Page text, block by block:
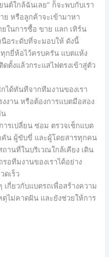
ต์ใกล้ฉันเลย” ก็จะพบกับเรา
ย หรือลูกค้าจะเข้ามาหา
ในการซื้อ ขาย แลก เทิร์น
อระดับที่จะมอบให้ ดังนี้
กยี่ห้อไว้ครบครัน แบตแห้ง
ตั้งแล้วกระแสไฟตรงเข้าสู่ตัว
ได้ทันทีจากทีมงานของเรา
งาน หรือต้องการแบตมือสอง
น
รเปลี่ยน ซ่อม ตรวจเช็กแบต
น ผู้ขับขี่ และผู้โดยสารทุกคน
านที่ในบริเวณใกล้เคียง เดิน
อทีมงานของเราได้อย่าง
ดเร็ว
กี่ยวกับแบตรถเพื่อสร้างความ
ตุไม่คาดฝัน และยังช่วยให้การ